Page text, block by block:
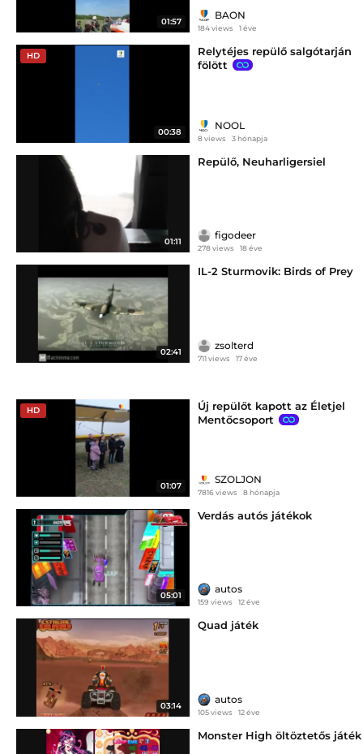
01:57
BAON
184 views 1 éve
HD
00:38
Relytéjes repülő salgótarján
fölött
NOOL
8 views 3 hónapja
01:11
Repülő, Neuharligersiel
figodeer
278 views 18 éve
02:41
IL-2 Sturmovik: Birds of Prey
zsolterd
711 views 17 éve
HD
01:07
Új repülőt kapott az Életjel
Mentőcsoport
SZOLJON
7816 views 8 hónapja
05:01
Verdás autós játékok
autos
159 views 12 éve
03:14
Quad játék
autos
105 views 12 éve
Monster High öltöztetős játék